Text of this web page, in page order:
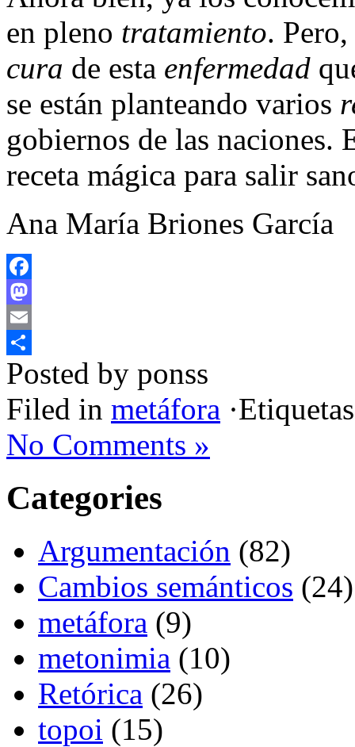
en pleno tratamiento.
cura de esta enfermedad
se están planteando varios
gobiernos de las naciones.
receta mágica para salir
Ana María Briones García
Facebook
Mastodon
Email
Compartir
Posted by ponss
Filed in metáfora
No Comments »
Categories
Argumentación (82)
Cambios semánticos (24)
metáfora (9)
metonimia (10)
Retórica (26)
topoi (15)